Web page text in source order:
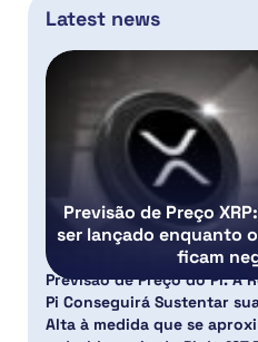
Latest news
Previsão de Preço
ser lançado enquanto o
ficam
Previsão de Preço do PI: A
Pi Conseguirá Sustentar
Alta à medida que se